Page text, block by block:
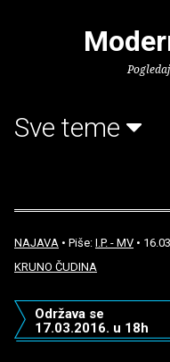
Sve teme
NAJAVA • Piše: I.P. - MV •
KRUNO ČUDINA
Održava se
17.03.2016. u 18h